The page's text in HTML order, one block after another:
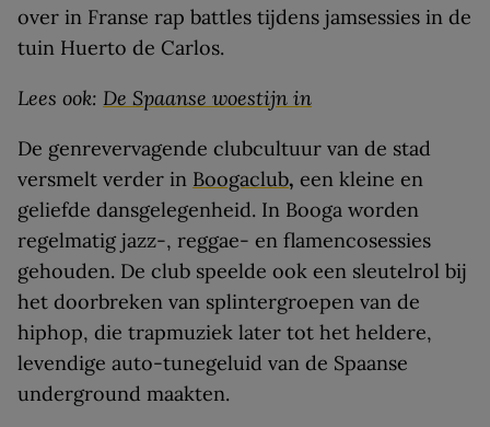
over in Franse rap battles tijdens jamsessies in de
tuin Huerto de Carlos.
Lees ook: De Spaanse woestijn in
De genrevervagende clubcultuur van de stad
versmelt verder in Boogaclub, een kleine en
geliefde dansgelegenheid. In Booga worden
regelmatig jazz-, reggae- en flamencosessies
gehouden. De club speelde ook een sleutelrol bij
het doorbreken van splintergroepen van de
hiphop, die trapmuziek later tot het heldere,
levendige auto-tunegeluid van de Spaanse
underground maakten.